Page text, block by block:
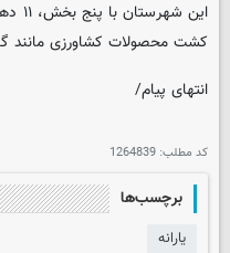
کشت محصولات کشاورزی
انتهای پیام/
کد مطلب: 1264839
برچسب‌ها
یارانه­